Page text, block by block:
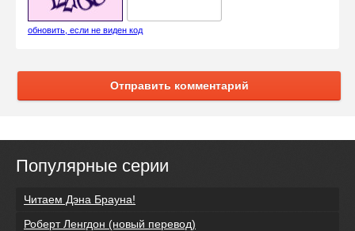
обновить, если не виден код
Отправить комментарий
Популярные серии
Читаем Дэна Брауна!
Роберт Ленгдон (новый перевод)